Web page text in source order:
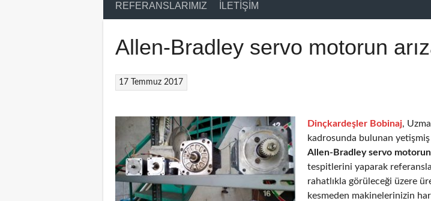
REFERANSLARIMIZ İLETIŞIM
Allen-Bradley servo motorun
17 Temmuz 2017
Dinçkardeşler Bobinaj,
kadrosunda bulunan yetişmiş
Allen-Bradley servo motorun
tespitlerini yaparak
rahatlıkla görüleceği üzere
kesmeden makinelerinizin